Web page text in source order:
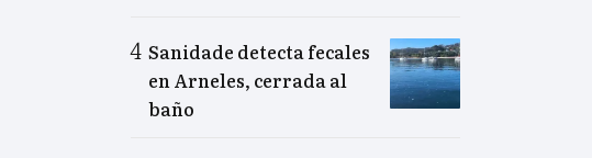
Sanidade detecta fecales
en Arneles, cerrada al
baño